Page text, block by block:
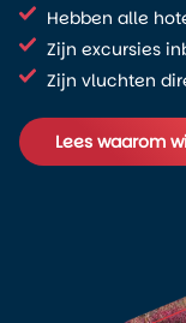
Hebben alle
Zijn excursies
Zijn vluchten
Lees waarom